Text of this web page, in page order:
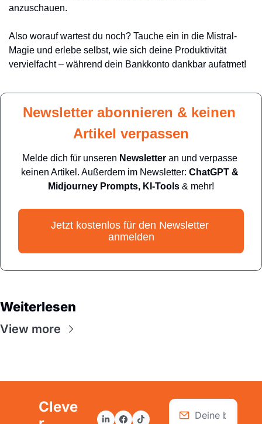
anzuschauen.
Also worauf wartest du noch? Tauche ein in die Mistral-
Magie und erlebe selbst, wie sich deine Produktivität
vervielfacht – während dein Bankkonto dankbar aufatmet!
Newsletter abonnieren & keinen
Artikel verpassen
Melde dich für unseren Newsletter an und verpasse
keinen Artikel. Außerdem im Newsletter: ChatGPT &
Midjourney Prompts, KI-Tools & mehr!
Jetzt kostenlos für den Newsletter
anmelden
Weiterlesen
View more
Cleve